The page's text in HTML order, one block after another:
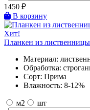
1450 ₽
В корзину
Хит!
Планкен из
Материал:
Обработка:
Сорт: Прима
Влажность: 8-12%
м2
шт